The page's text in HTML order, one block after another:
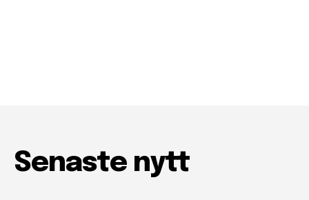
Senaste nytt